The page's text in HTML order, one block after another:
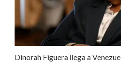
Dinorah Figuera llega a